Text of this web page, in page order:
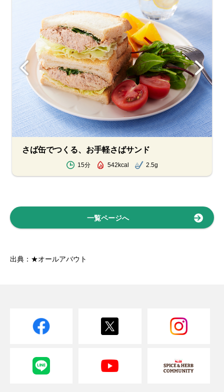
さば缶でつくる、お手軽さばサンド
15分 542kcal 2.5g
一覧ページへ
出典：★オールアバウト